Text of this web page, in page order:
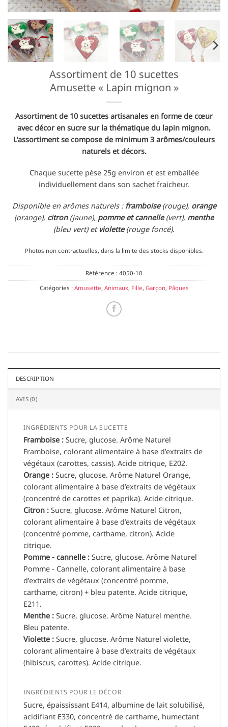
Assortiment de 10 sucettes
Amusette « Lapin mignon »
Assortiment de 10 sucettes artisanales en forme de cœur
avec décor en sucre sur la thématique du lapin mignon.
L’assortiment se compose de minimum 3 arômes/couleurs
naturels et décors.
Chaque sucette pèse 25g environ et est emballée
individuellement dans son sachet fraicheur.
Disponible en arômes naturels : framboise(rouge), orange
(orange), citron(jaune), pomme et cannelle(vert), menthe
(bleu vert) et violette(rouge foncé).
Photos non contractuelles, dans la limite des stocks disponibles.
Référence : 4050-10
Catégories : Amusette, Animaux, Fille, Garçon, Pâques
DESCRIPTION
AVIS (0)
INGRÉDIENTS POUR LA SUCETTE
Framboise : Sucre, glucose. Arôme Naturel
Framboise, colorant alimentaire à base d’extraits de
végétaux (carottes, cassis). Acide citrique, E202.
Orange : Sucre, glucose. Arôme Naturel Orange,
colorant alimentaire à base d’extraits de végétaux
(concentré de carottes et paprika). Acide citrique.
Citron : Sucre, glucose. Arôme Naturel Citron,
colorant alimentaire à base d’extraits de végétaux
(concentré pomme, carthame, citron). Acide
citrique.
Pomme - cannelle : Sucre, glucose. Arôme Naturel
Pomme - Cannelle, colorant alimentaire à base
d’extraits de végétaux (concentré pomme,
carthame, citron) + bleu patente. Acide citrique,
E211.
Menthe : Sucre, glucose. Arôme Naturel menthe.
Bleu patente.
Violette : Sucre, glucose. Arôme Naturel violette,
colorant alimentaire à base d’extraits de végétaux
(hibiscus, carottes). Acide citrique.
INGRÉDIENTS POUR LE DÉCOR
Sucre, épaississant E414, albumine de lait solubilisé,
acidifiant E330, concentré de carthame, humectant